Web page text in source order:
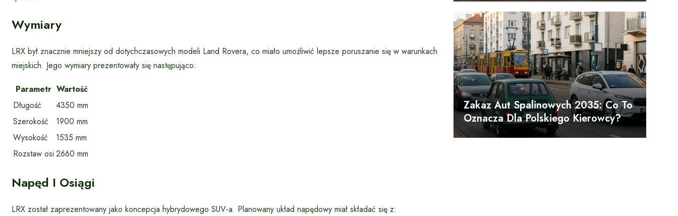
Wymiary
LRX był znacznie mniejszy od dotychczasowych modeli Land Rovera, co miało umożliwić lepsze poruszanie się w warunkach
miejskich. Jego wymiary prezentowały się następująco:
Parametr Wartość
Długość
4350 mm
Szerokość
1900 mm
Wysokość
1535 mm
Rozstaw osi 2660 mm
Napęd I Osiągi
LRX został zaprezentowany jako koncepcja hybrydowego SUV-a. Planowany układ napędowy miał składać się z:
Zakaz Aut Spalinowych 2035: Co To
Oznacza Dla Polskiego Kierowcy?